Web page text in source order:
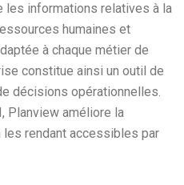
les informations relatives à la
humaines et
à chaque métier de
constitue ainsi un outil de
décisions opérationnelles.
Planview améliore la
rendant accessibles par